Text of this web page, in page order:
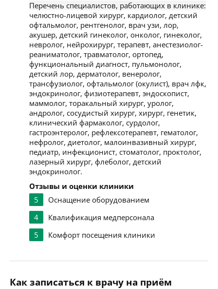
Перечень специалистов, работающих в клинике:
челюстно-лицевой хирург, кардиолог, детский
офтальмолог, рентгенолог, врач узи, лор,
акушер, детский гинеколог, онколог, гинеколог,
невролог, нейрохирург, терапевт, анестезиолог-
реаниматолог, травматолог, ортопед,
функциональный диагност, пульмонолог,
детский лор, дерматолог, венеролог,
трансфузиолог, офтальмолог (окулист), врач лфк,
эндокринолог, физиотерапевт, эндоскопист,
маммолог, торакальный хирург, уролог,
андролог, сосудистый хирург, хирург, генетик,
клинический фармаколог, сурдолог,
гастроэнтеролог, рефлексотерапевт, гематолог,
нефролог, диетолог, малоинвазивный хирург,
педиатр, инфекционист, стоматолог, проктолог,
лазерный хирург, флеболог, детский
эндокринолог.
Отзывы и оценки клиники
5
Оснащение оборудованием
4
Квалификация медперсонала
5
Комфорт посещения клиники
Как записаться к врачу на приём